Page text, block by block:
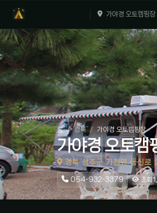
가야경 오토캠핑장
홈 경북 가야경 오토캠핑장
가야경 오토캠
경북 성주군 가천면 동신로
054-932-3379 조회